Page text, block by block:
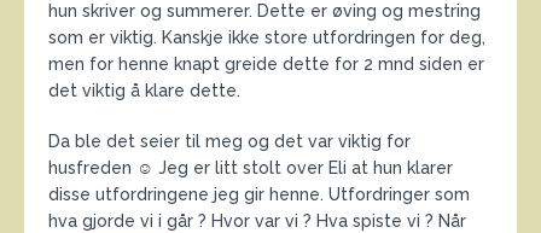
hun skriver og summerer. Dette er øving og mestring
som er viktig. Kanskje ikke store utfordringen for deg,
men for henne knapt greide dette for 2 mnd siden er
det viktig å klare dette.
Da ble det seier til meg og det var viktig for
husfreden ☺ Jeg er litt stolt over Eli at hun klarer
disse utfordringene jeg gir henne. Utfordringer som
hva gjorde vi i går ? Hvor var vi ? Hva spiste vi ? Når